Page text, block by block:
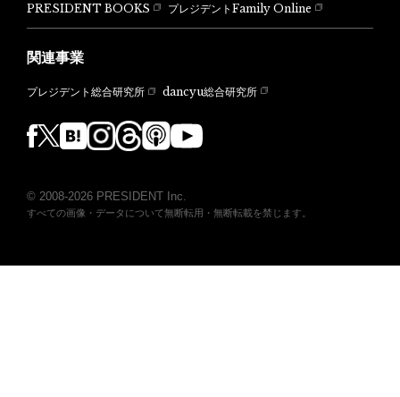
PRESIDENT BOOKS
プレジデントFamily Online
関連事業
プレジデント総合研究所 dancyu総合研究所
© 2008-2026 PRESIDENT Inc.
すべての画像・データについて無断転用・無断転載を禁じます。